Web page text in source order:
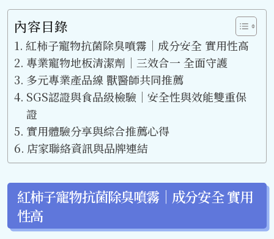
內容目錄
紅柿子寵物抗菌除臭噴霧｜成分安全 實用性高
專業寵物地板清潔劑｜三效合一 全面守護
多元專業產品線 獸醫師共同推薦
SGS認證與食品級檢驗｜安全性與效能雙重保
證
實用體驗分享與綜合推薦心得
店家聯絡資訊與品牌連結
紅柿子寵物抗菌除臭噴霧｜成分安全 實用
性高